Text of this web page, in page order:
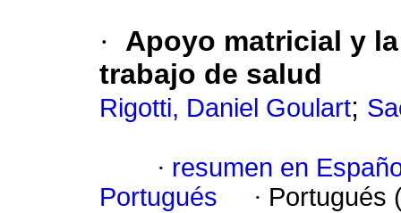
·
Apoyo matricial y
trabajo de salud
Rigotti, Daniel Goulart;
· resumen en
Portugués
· Portugués